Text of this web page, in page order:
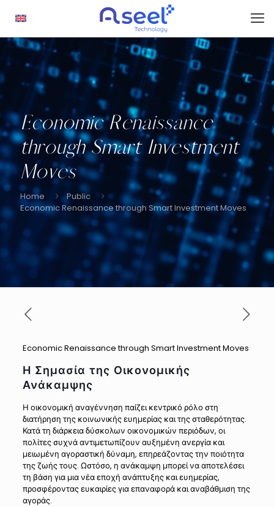
Economic Renaissance
through Smart Investment
Moves
Home
Public
Economic Renaissance through Smart Investment Moves
Economic Renaissance through Smart Investment Moves
Η Σημασία της Οικονομικής
Ανάκαμψης
Η οικονομική αναγέννηση παίζει κεντρικό ρόλο στη
διατήρηση της κοινωνικής ευημερίας και της σταθερότητας.
Κατά τη διάρκεια δύσκολων οικονομικών περιόδων, οι
πολίτες συχνά αντιμετωπίζουν αυξημένη ανεργία και
μειωμένη αγοραστική δύναμη, επηρεάζοντας την ποιότητα
της ζωής τους. Ωστόσο, η ανάκαμψη μπορεί να αποτελέσει
τη βάση για μια νέα εποχή ανάπτυξης και ευημερίας,
προσφέροντας ευκαιρίες για επαναφορά και αναβάθμιση της
αγοράς.